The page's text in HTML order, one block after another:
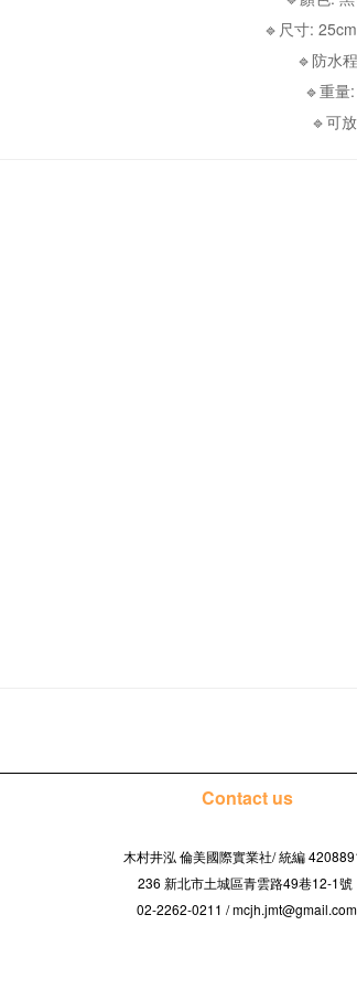
🔹尺寸:
🔹防水
🔹重量
🔹可
Contact us
木村井泓 倫美國際實業社/統編
236 新北市土城區青雲路49巷12-1號
02-2262-0211 / mcjh.jmt@gmail.com